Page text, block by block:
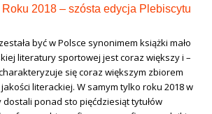
2018 – szósta edycja Plebiscytu
być w Polsce synonimem książki mało
literatury sportowej jest coraz większy i –
się coraz większym zbiorem
literackiej. W samym tylko roku 2018 w
dostali ponad sto pięćdziesiąt tytułów